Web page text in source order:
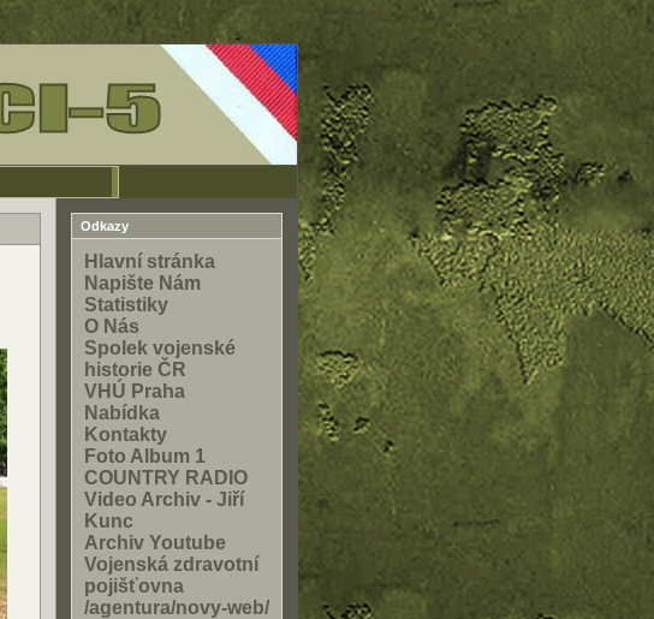
Odkazy
Hlavní stránka
Napište Nám
Statistiky
O Nás
Spolek vojenské
historie ČR
VHÚ Praha
Nabídka
Kontakty
Foto Album 1
COUNTRY RADIO
Video Archiv - Jiří
Kunc
Archiv Youtube
Vojenská zdravotní
pojišťovna
/agentura/novy-web/